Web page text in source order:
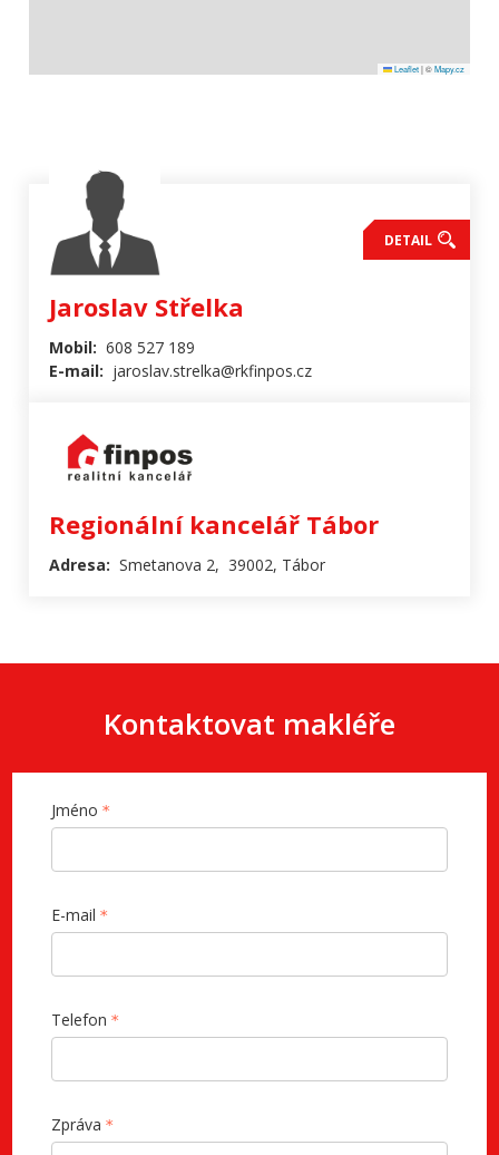
Leaflet |©Mapy.cz
Jaroslav Střelka
Mobil: 608 527 189
E-mail: jaroslav.strelka@rkfinpos.cz
DETAIL
Regionální kancelář Tábor
Adresa: Smetanova 2, 39002, Tábor
Kontaktovat makléře
Jméno
E-mail
Telefon
Zpráva